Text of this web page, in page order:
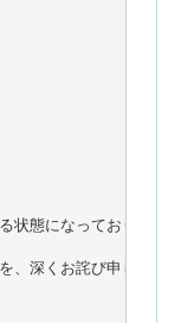
状態になっております
、深くお詫び申し上げ